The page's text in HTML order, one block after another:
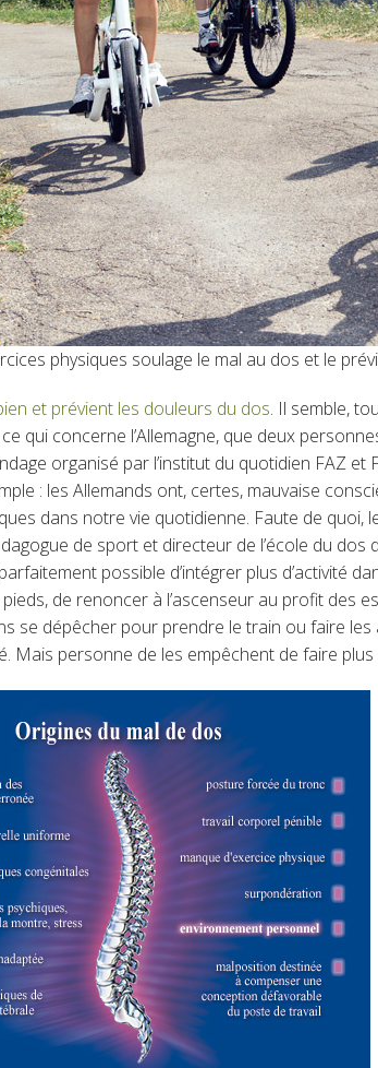
physiques soulage le mal au dos et le
et prévient les douleurs du dos. Il semble,
qui concerne l’Allemagne, que deux
organisé par l’institut du quotidien FAZ
: les Allemands ont, certes, mauvaise
dans notre vie quotidienne. Faute de
de sport et directeur de l’école du
possible d’intégrer plus d’activité
de renoncer à l’ascenseur au profit des
se dépêcher pour prendre le train ou faire
Mais personne de les empêchent de faire plus